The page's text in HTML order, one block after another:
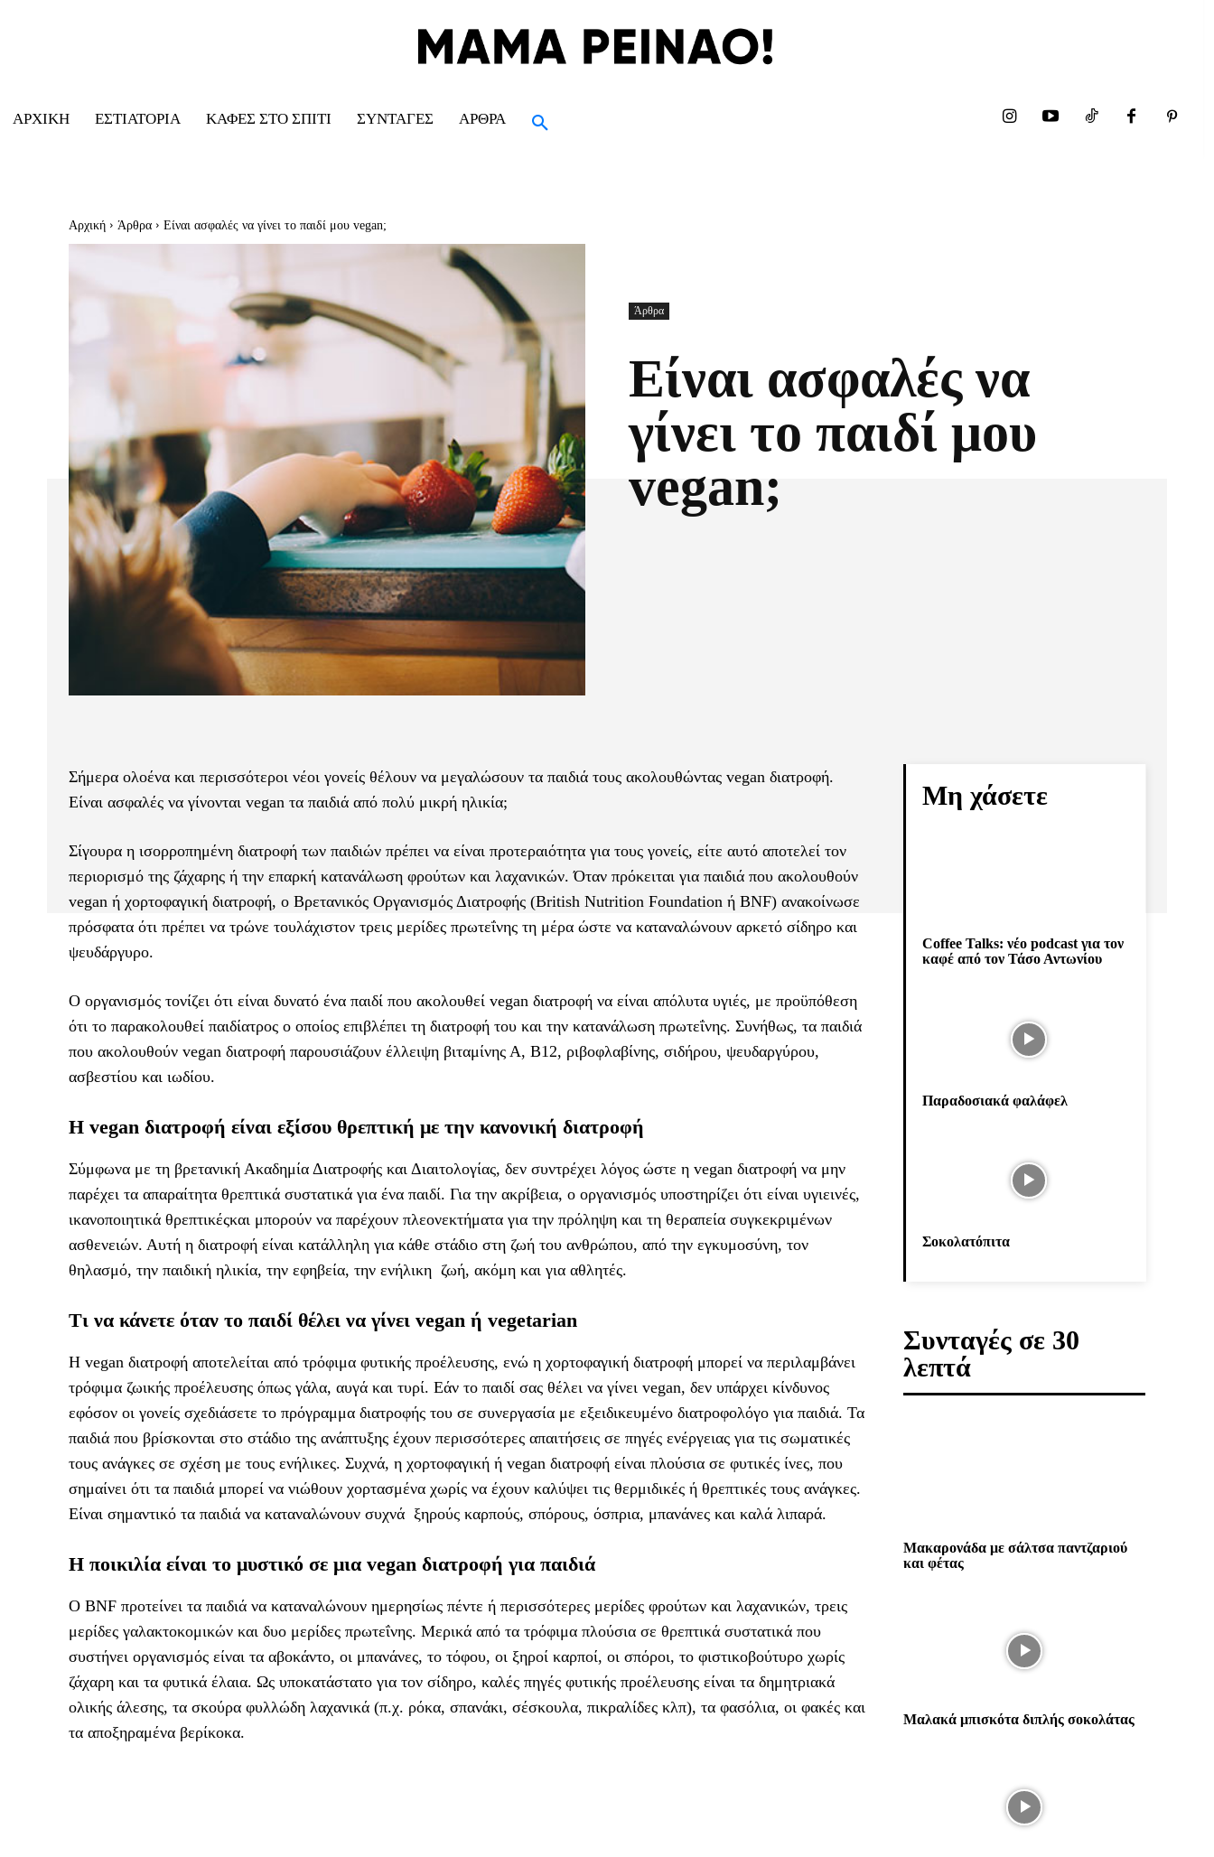
ΑΡΧΙΚΉ ΕΣΤΙΑΤΌΡΙΑ ΚΑΦΈΣ ΣΤΟ ΣΠΊΤΙ ΣΥΝΤΑΓΈΣ ΆΡΘΡΑ
Αρχική Άρθρα Είναι ασφαλές να γίνει το παιδί μου vegan;
Άρθρα
Είναι ασφαλές να
γίνει το παιδί μου
vegan;
Σήμερα ολοένα και περισσότεροι νέοι γονείς θέλουν να μεγαλώσουν τα παιδιά τους ακολουθώντας vegan διατροφή.
Είναι ασφαλές να γίνονται vegan τα παιδιά από πολύ μικρή ηλικία;
Σίγουρα η ισορροπημένη διατροφή των παιδιών πρέπει να είναι προτεραιότητα για τους γονείς, είτε αυτό αποτελεί τον
περιορισμό της ζάχαρης ή την επαρκή κατανάλωση φρούτων και λαχανικών. Όταν πρόκειται για παιδιά που ακολουθούν
vegan ή χορτοφαγική διατροφή, ο Βρετανικός Οργανισμός Διατροφής (British Nutrition Foundation ή BNF) ανακοίνωσε
πρόσφατα ότι πρέπει να τρώνε τουλάχιστον τρεις μερίδες πρωτεΐνης τη μέρα ώστε να καταναλώνουν αρκετό σίδηρο και
ψευδάργυρο.
Ο οργανισμός τονίζει ότι είναι δυνατό ένα παιδί που ακολουθεί vegan διατροφή να είναι απόλυτα υγιές, με προϋπόθεση
ότι το παρακολουθεί παιδίατρος ο οποίος επιβλέπει τη διατροφή του και την κατανάλωση πρωτεΐνης. Συνήθως, τα παιδιά
που ακολουθούν vegan διατροφή παρουσιάζουν έλλειψη βιταμίνης Α, Β12, ριβοφλαβίνης, σιδήρου, ψευδαργύρου,
ασβεστίου και ιωδίου.
Η vegan διατροφή είναι εξίσου θρεπτική με την κανονική διατροφή
Σύμφωνα με τη βρετανική Ακαδημία Διατροφής και Διαιτολογίας, δεν συντρέχει λόγος ώστε η vegan διατροφή να μην
παρέχει τα απαραίτητα θρεπτικά συστατικά για ένα παιδί. Για την ακρίβεια, ο οργανισμός υποστηρίζει ότι είναι υγιεινές,
ικανοποιητικά θρεπτικέςκαι μπορούν να παρέχουν πλεονεκτήματα για την πρόληψη και τη θεραπεία συγκεκριμένων
ασθενειών. Αυτή η διατροφή είναι κατάλληλη για κάθε στάδιο στη ζωή του ανθρώπου, από την εγκυμοσύνη, τον
θηλασμό, την παιδική ηλικία, την εφηβεία, την ενήλικη ζωή, ακόμη και για αθλητές.
Τι να κάνετε όταν το παιδί θέλει να γίνει vegan ή vegetarian
Η vegan διατροφή αποτελείται από τρόφιμα φυτικής προέλευσης, ενώ η χορτοφαγική διατροφή μπορεί να περιλαμβάνει
τρόφιμα ζωικής προέλευσης όπως γάλα, αυγά και τυρί. Εάν το παιδί σας θέλει να γίνει vegan, δεν υπάρχει κίνδυνος
εφόσον οι γονείς σχεδιάσετε το πρόγραμμα διατροφής του σε συνεργασία με εξειδικευμένο διατροφολόγο για παιδιά. Τα
παιδιά που βρίσκονται στο στάδιο της ανάπτυξης έχουν περισσότερες απαιτήσεις σε πηγές ενέργειας για τις σωματικές
τους ανάγκες σε σχέση με τους ενήλικες. Συχνά, η χορτοφαγική ή vegan διατροφή είναι πλούσια σε φυτικές ίνες, που
σημαίνει ότι τα παιδιά μπορεί να νιώθουν χορτασμένα χωρίς να έχουν καλύψει τις θερμιδικές ή θρεπτικές τους ανάγκες.
Είναι σημαντικό τα παιδιά να καταναλώνουν συχνά ξηρούς καρπούς, σπόρους, όσπρια, μπανάνες και καλά λιπαρά.
Η ποικιλία είναι το μυστικό σε μια vegan διατροφή για παιδιά
Ο BNF προτείνει τα παιδιά να καταναλώνουν ημερησίως πέντε ή περισσότερες μερίδες φρούτων και λαχανικών, τρεις
μερίδες γαλακτοκομικών και δυο μερίδες πρωτεΐνης. Μερικά από τα τρόφιμα πλούσια σε θρεπτικά συστατικά που
συστήνει οργανισμός είναι τα αβοκάντο, οι μπανάνες, το τόφου, οι ξηροί καρποί, οι σπόροι, το φιστικοβούτυρο χωρίς
ζάχαρη και τα φυτικά έλαια. Ως υποκατάστατο για τον σίδηρο, καλές πηγές φυτικής προέλευσης είναι τα δημητριακά
ολικής άλεσης, τα σκούρα φυλλώδη λαχανικά (π.χ. ρόκα, σπανάκι, σέσκουλα, πικραλίδες κλπ), τα φασόλια, οι φακές και
τα αποξηραμένα βερίκοκα.
Μη χάσετε
Coffee Talks: νέο podcast για τον
καφέ από τον Τάσο Αντωνίου
Παραδοσιακά φαλάφελ
Σοκολατόπιτα
Συνταγές σε 30
λεπτά
Μακαρονάδα με σάλτσα παντζαριού
και φέτας
Μαλακά μπισκότα διπλής σοκολάτας